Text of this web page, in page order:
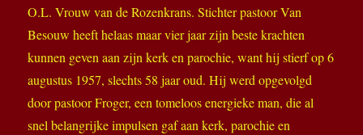
O.L. Vrouw van de Rozenkrans. Stichter pastoor Van
Besouw heeft helaas maar vier jaar zijn beste krachten
kunnen geven aan zijn kerk en parochie, want hij stierf op 6
augustus 1957, slechts 58 jaar oud. Hij werd opgevolgd
door pastoor Froger, een tomeloos energieke man, die al
snel belangrijke impulsen gaf aan kerk, parochie en